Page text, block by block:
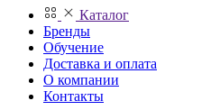
Каталог
Бренды
Обучение
Доставка и оплата
О компании
Контакты